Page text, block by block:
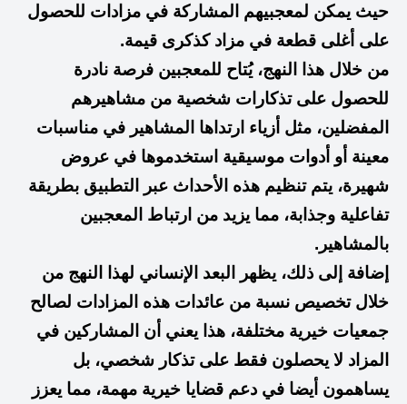
حيث يمكن لمعجبيهم المشاركة في مزادات للحصول
على أغلى قطعة في مزاد كذكرى قيمة.
من خلال هذا النهج، يُتاح للمعجبين فرصة نادرة
للحصول على تذكارات شخصية من مشاهيرهم
المفضلين، مثل أزياء ارتداها المشاهير في مناسبات
معينة أو أدوات موسيقية استخدموها في عروض
شهيرة، يتم تنظيم هذه الأحداث عبر التطبيق بطريقة
تفاعلية وجذابة، مما يزيد من ارتباط المعجبين
بالمشاهير.
إضافة إلى ذلك، يظهر البعد الإنساني لهذا النهج من
خلال تخصيص نسبة من عائدات هذه المزادات لصالح
جمعيات خيرية مختلفة، هذا يعني أن المشاركين في
المزاد لا يحصلون فقط على تذكار شخصي، بل
يساهمون أيضا في دعم قضايا خيرية مهمة، مما يعزز